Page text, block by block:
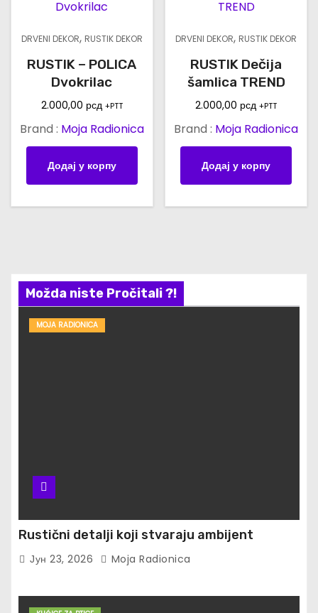
DRVENI DEKOR, RUSTIK DEKOR
RUSTIK – POLICA
Dvokrilac
2.000,00 рсд +PTT
Brand : Moja Radionica
Додај у корпу
DRVENI DEKOR, RUSTIK DEKOR
RUSTIK Dečija
šamlica TREND
2.000,00 рсд +PTT
Brand : Moja Radionica
Додај у корпу
Možda niste Pročitali ?!
MOJA RADIONICA
Rustični detalji koji stvaraju ambijent
Јун 23, 2026 Moja Radionica